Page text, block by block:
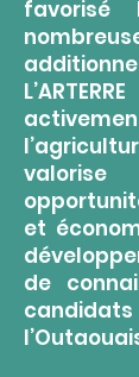
favorisé
et
de